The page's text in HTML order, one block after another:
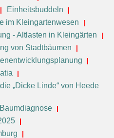
Einheitsbuddeln
im Kleingartenwesen
- Altlasten in Kleingärten
von Stadtbäumen
„Dicke Linde“ von Heede